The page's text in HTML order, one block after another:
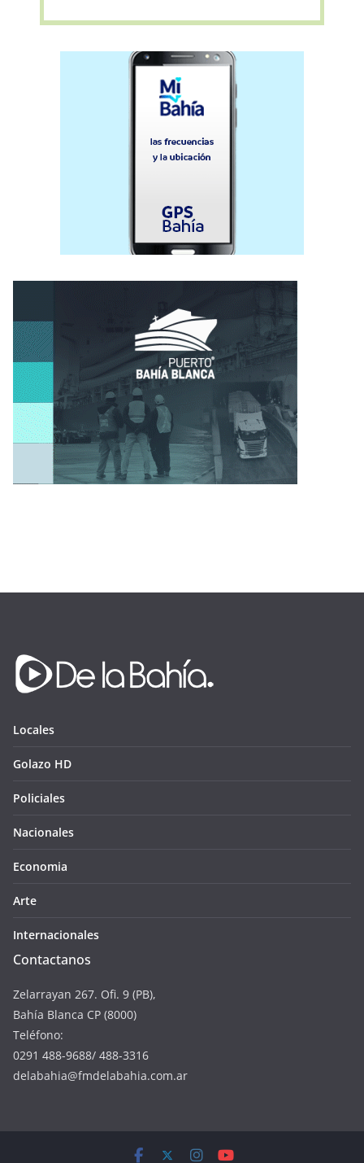
Locales
Golazo HD
Policiales
Nacionales
Economia
Arte
Internacionales
Contactanos
Zelarrayan 267. Ofi. 9 (PB),
Bahía Blanca CP (8000)
Teléfono:
0291 488-9688/ 488-3316
delabahia@fmdelabahia.com.ar